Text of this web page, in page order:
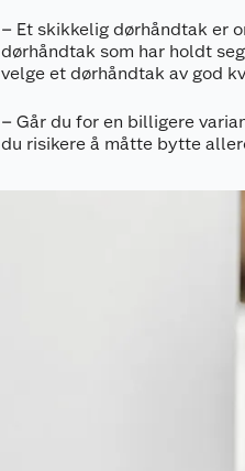
– Et skikkelig dørhåndtak er
dørhåndtak som har holdt
velge et dørhåndtak av god
– Går du for en billigere
du risikere å måtte bytte